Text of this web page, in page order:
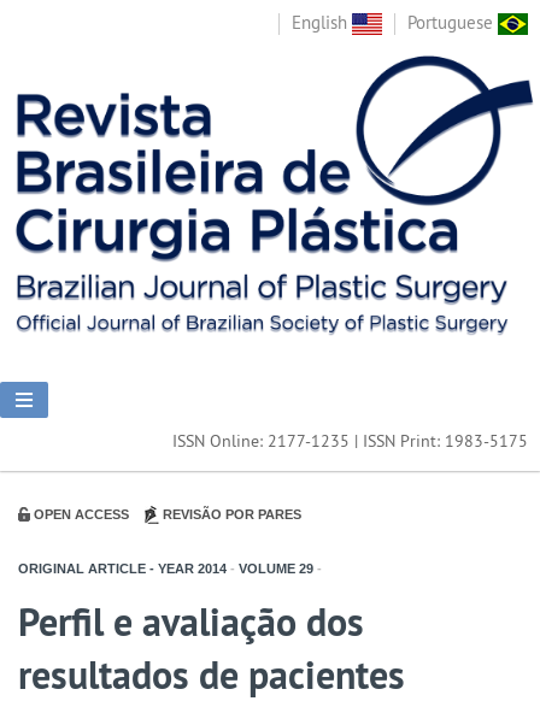
English Portuguese
ISSN Online: 2177-1235 | ISSN Print: 1983-5175
OPEN ACCESS REVISÃO POR PARES
ORIGINAL ARTICLE - YEAR 2014 - VOLUME 29 -
Perfil e avaliação dos
resultados de pacientes